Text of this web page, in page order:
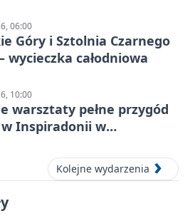
06:00
Góry i Sztolnia Czarnego
wycieczka całodniowa
10:00
warsztaty pełne przygód
Inspiradonii w
Kolejne wydarzenia